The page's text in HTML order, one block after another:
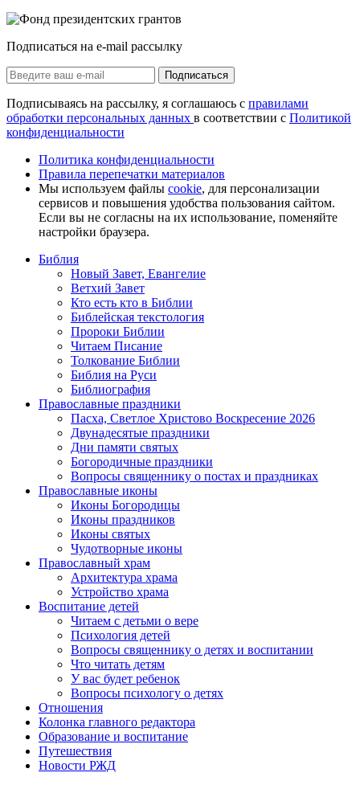
Подписаться на e-mail рассылку
Подписаться
Подписываясь на рассылку, я соглашаюсь с правилами
обработки персональных данных в соответствии с Политикой
конфиденциальности
Политика конфиденциальности
Правила перепечатки материалов
Мы используем файлы cookie, для персонализации
сервисов и повышения удобства пользования сайтом.
Если вы не согласны на их использование, поменяйте
настройки браузера.
Библия
Новый Завет, Евангелие
Ветхий Завет
Кто есть кто в Библии
Библейская текстология
Пророки Библии
Читаем Писание
Толкование Библии
Библия на Руси
Библиография
Православные праздники
Пасха, Светлое Христово Воскресение 2026
Двунадесятые праздники
Дни памяти святых
Богородичные праздники
Вопросы священнику о постах и праздниках
Православные иконы
Иконы Богородицы
Иконы праздников
Иконы святых
Чудотворные иконы
Православный храм
Архитектура храма
Устройство храма
Воспитание детей
Читаем с детьми о вере
Психология детей
Вопросы священнику о детях и воспитании
Что читать детям
У вас будет ребенок
Вопросы психологу о детях
Отношения
Колонка главного редактора
Образование и воспитание
Путешествия
Новости РЖД